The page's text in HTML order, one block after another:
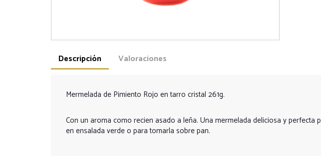
Descripción Valoraciones
Mermelada de Pimiento Rojo en tarro cristal 261g.
Con un aroma como recien asado a leña. Una mermelada deliciosa y
en ensalada verde o para tomarla sobre pan.